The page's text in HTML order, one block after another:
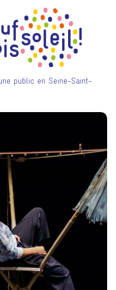
public en Seine-Saint-